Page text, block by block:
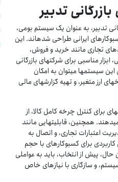
تدبیر
تدبیر، به عنوان یک سیستم بومی،
ایرانی طراحی شدهاند. این
تجاری مانند خرید و فروش،
ابزار مناسبی برای شرکتهای بازرگانی
سیستمها میتوان به امکان
ارز متغیر، و تهیه گزارشهای مالی
برای کنترل چرخه کامل کالا، از
همچنین، قابلیتهایی مانند
اعتبارات تجاری، و اتصال به
کاربردی برای کسبوکارهای با حجم
حال، پیش از انتخاب، باید به عواملی
و سازگاری با نیازهای خاص